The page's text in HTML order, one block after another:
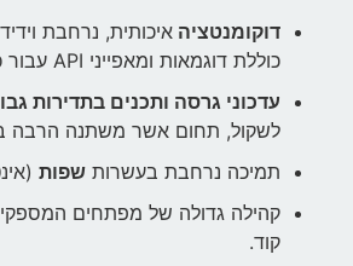
דוקומנטציה איכותית, נרחבת
כוללת דוגמאות ומאפייני API עבור כל קומפוננטה.
עדכוני גרסה ותכנים בתדירות
לשקול, תחום אשר משתנה הרבה
תמיכה נרחבת בעשרות שפות
קהילה גדולה של מפתחים
קוד.